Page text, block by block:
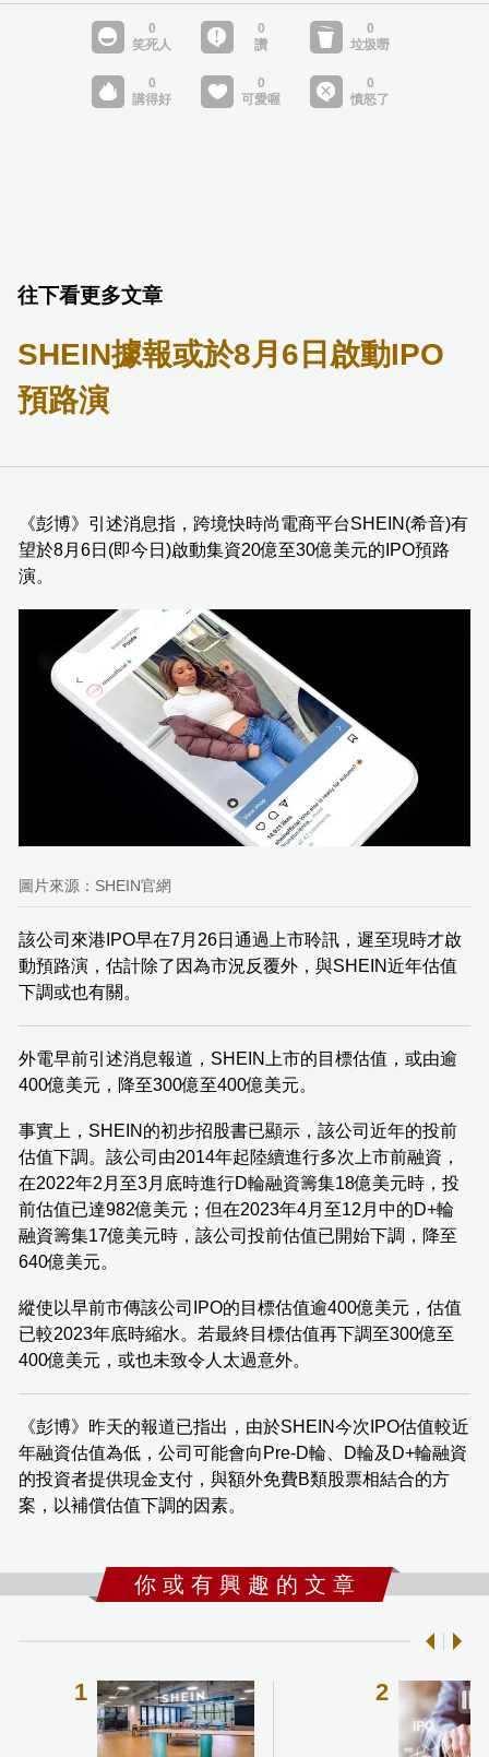
往下看更多文章
SHEIN據報或於8月6日啟動IPO
預路演
《彭博》引述消息指，跨境快時尚電商平台SHEIN(希音)有
望於8月6日(即今日)啟動集資20億至30億美元的IPO預路
演。
圖片來源：SHEIN官網
該公司來港IPO早在7月26日通過上市聆訊，遲至現時才啟
動預路演，估計除了因為市況反覆外，與SHEIN近年估值
下調或也有關。
外電早前引述消息報道，SHEIN上市的目標估值，或由逾
400億美元，降至300億至400億美元。
事實上，SHEIN的初步招股書已顯示，該公司近年的投前
估值下調。該公司由2014年起陸續進行多次上市前融資，
在2022年2月至3月底時進行D輪融資籌集18億美元時，投
前估值已達982億美元；但在2023年4月至12月中的D+輪
融資籌集17億美元時，該公司投前估值已開始下調，降至
640億美元。
縱使以早前市傳該公司IPO的目標估值逾400億美元，估值
已較2023年底時縮水。若最終目標估值再下調至300億至
400億美元，或也未致令人太過意外。
《彭博》昨天的報道已指出，由於SHEIN今次IPO估值較近
年融資估值為低，公司可能會向Pre-D輪、D輪及D+輪融資
的投資者提供現金支付，與額外免費B類股票相結合的方
案，以補償估值下調的因素。
你 或 有 興 趣 的 文 章